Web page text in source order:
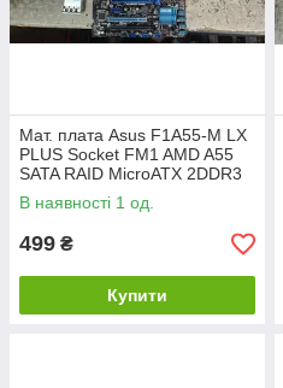
Мат. плата Asus F1A55-M LX
PLUS Socket FM1 AMD A55
SATA RAID MicroATX 2DDR3
No 240805102
В наявності 1 од.
499 ₴
Купити